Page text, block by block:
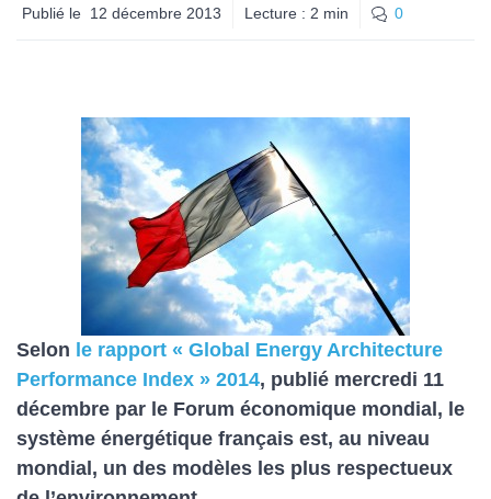
Publié le 12 décembre 2013 Lecture : 2 min 0
Selon le rapport « Global Energy Architecture
Performance Index » 2014, publié mercredi 11
décembre par le Forum économique mondial, le
système énergétique français est, au niveau
mondial, un des modèles les plus respectueux